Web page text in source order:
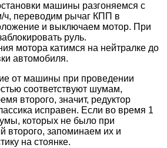
машины разгоняемся с
ч, переводим рычаг КПП в
и выключаем мотор. При
руль.
мотора катимся на нейтралке до
автомобиля.
от машины при проведении
соответствуют шумам,
второго, значит, редуктор
исправен. Если во время 1
которых не было при
второго, запоминаем их и
на стоянке.